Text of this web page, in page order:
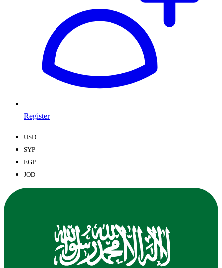
Register
USD
SYP
EGP
JOD